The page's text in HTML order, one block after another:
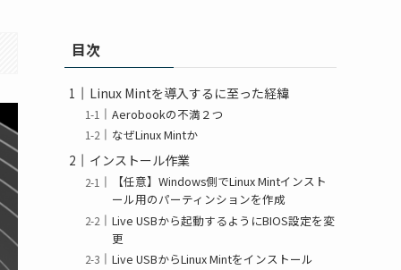
目次
Linux Mintを導入するに至った経緯
Aerobookの不満２つ
なぜLinux Mintか
インストール作業
【任意】Windows側でLinux Mintインスト
ール用のパーティンションを作成
Live USBから起動するようにBIOS設定を変
更
Live USBからLinux Mintをインストール